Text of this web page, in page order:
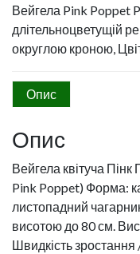
Вейгела Pink Poppet
длітельноцветущій
округлою кроною,
Опис
Опис
Вейгела квітуча
Pink Poppet) Форма:
листопадний
висотою до 80 см.
Швидкість